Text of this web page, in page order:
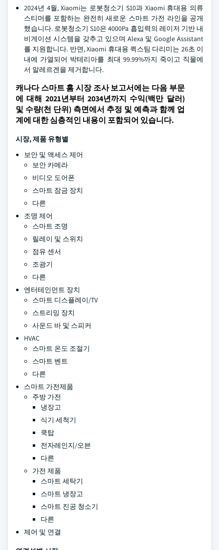
2024년 4월, Xiaomi는 로봇청소기 S10과 Xiaomi 휴대용 의류
스티머를 포함하는 완전히 새로운 스마트 가전 라인을 공개
했습니다. 로봇청소기 S10은 4000Pa 흡입력의 레이저 기반 내
비게이션 시스템을 갖추고 있으며 Alexa 및 Google Assistant
를 지원합니다. 반면, Xiaomi 휴대용 퀵스팀 다리미는 26초 이
내에 가열되어 박테리아를 최대 99.99%까지 죽이고 직물에
서 알레르겐을 제거합니다.
캐나다 스마트 홈 시장 조사 보고서에는 다음 부문
에 대해 2021년부터 2034년까지 수익(백만 달러)
및 수량(천 단위) 측면에서 추정 및 예측과 함께 업
계에 대한 심층적인 내용이 포함되어 있습니다.
시장, 제품 유형별
보안 및 액세스 제어
보안 카메라
비디오 도어폰
스마트 잠금 장치
다른
조명 제어
스마트 조명
릴레이 및 스위치
점유 센서
조광기
다른
엔터테인먼트 장치
스마트 디스플레이/TV
스트리밍 장치
사운드 바 및 스피커
HVAC
스마트 온도 조절기
스마트 벤트
다른
스마트 가전제품
주방 가전
냉장고
식기 세척기
쿡탑
전자레인지/오븐
다른
가전 제품
스마트 세탁기
스마트 냉장고
스마트 진공 청소기
다른
제어 및 연결